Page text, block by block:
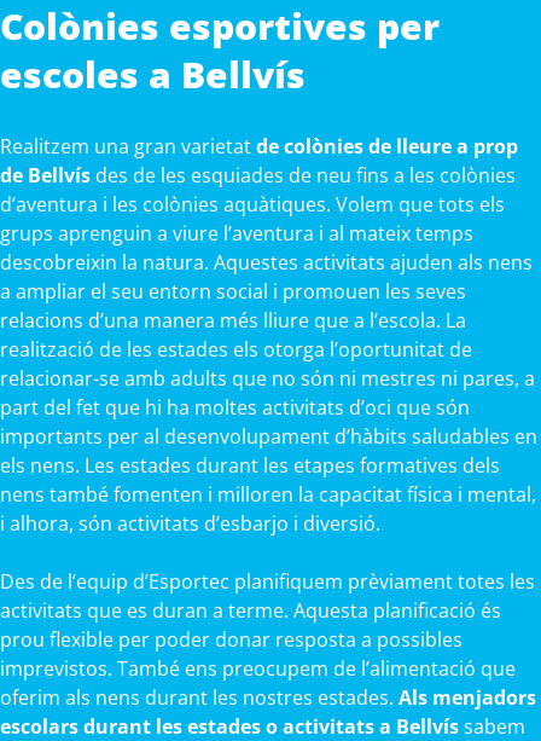
Colònies esportives per
escoles a Bellvís
Realitzem una gran varietatde colònies de lleure a prop
de Bellvísdes de les esquiades de neu fins a les colònies
d’aventura i les colònies aquàtiques. Volem que tots els
grups aprenguin a viure l’aventura i al mateix temps
descobreixin la natura. Aquestes activitats ajuden als nens
a ampliar el seu entorn social i promouen les seves
relacions d’una manera més lliure que a l’escola. La
realització de les estades els otorga l’oportunitat de
relacionar-se amb adults que no són ni mestres ni pares, a
part del fet que hi ha moltes activitats d’oci que són
importants per al desenvolupament d’hàbits saludables en
els nens. Les estades durant les etapes formatives dels
nens també fomenten i milloren la capacitat física i mental,
i alhora, són activitats d’esbarjo i diversió.
Des de l’equip d’Esportec planifiquem prèviament totes les
activitats que es duran a terme. Aquesta planificació és
prou flexible per poder donar resposta a possibles
imprevistos. També ens preocupem de l’alimentació que
oferim als nens durant les nostres estades. Als menjadors
escolars durant les estades o activitats a Bellvíssabem